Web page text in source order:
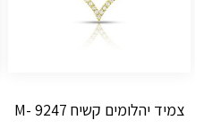
צמיד יהלומים קשיח M- 9247